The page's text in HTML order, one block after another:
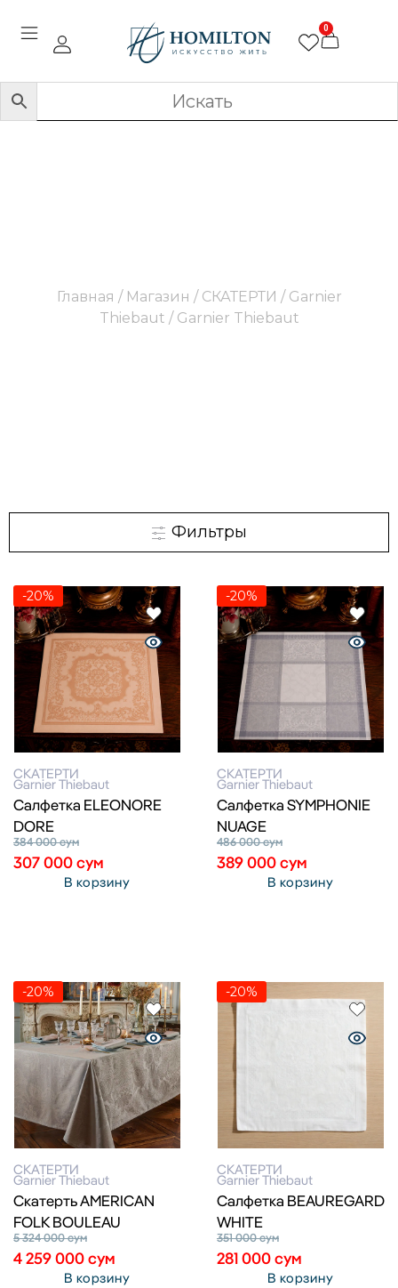
0
Главная / Магазин / СКАТЕРТИ / Garnier
Thiebaut / Garnier Thiebaut
Фильтры
-20%
СКАТЕРТИ
Garnier Thiebaut
Cалфетка ELEONORE
DORE
384 000сум
307 000сум
В корзину
-20%
СКАТЕРТИ
Garnier Thiebaut
Cалфетка SYMPHONIE
NUAGE
486 000сум
389 000сум
В корзину
-20%
СКАТЕРТИ
Garnier Thiebaut
Cкатерть AMERICAN
FOLK BOULEAU
5 324 000сум
4 259 000сум
В корзину
-20%
СКАТЕРТИ
Garnier Thiebaut
Салфетка BEAUREGARD
WHITE
351 000сум
281 000сум
В корзину